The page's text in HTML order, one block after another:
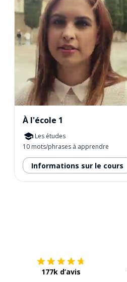
À l'école 1
Les études
10 mots/phrases à apprendre
Informations sur le cours
177k d’avis